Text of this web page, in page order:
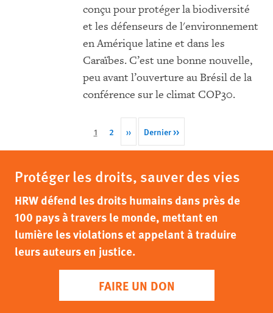
conçu pour protéger la biodiversité
et les défenseurs de l'environnement
en Amérique latine et dans les
Caraïbes. C’est une bonne nouvelle,
peu avant l’ouverture au Brésil de la
conférence sur le climat COP30.
Cette
1 Page
2
Next
page
››
Last
page
Dernier >>
Protéger les droits, sauver des vies
HRW défend les droits humains dans près de
100 pays à travers le monde, mettant en
lumière les violations et appelant à traduire
leurs auteurs en justice.
FAIRE UN DON